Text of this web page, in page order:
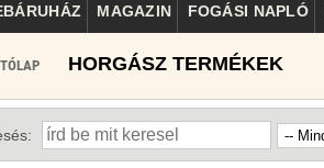
MAGAZIN FOGÁSI NAPLÓ